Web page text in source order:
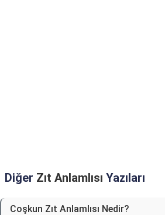
Diğer Zıt Anlamlısı Yazıları
Coşkun Zıt Anlamlısı Nedir?